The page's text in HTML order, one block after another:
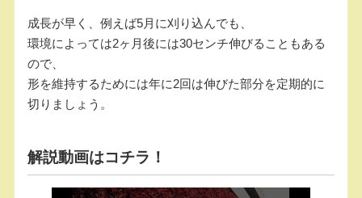
成長が早く、例えば5月に刈り込んでも、
環境によっては2ヶ月後には30センチ伸びることもある
ので、
形を維持するためには年に2回は伸びた部分を定期的に
切りましょう。
解説動画はコチラ！